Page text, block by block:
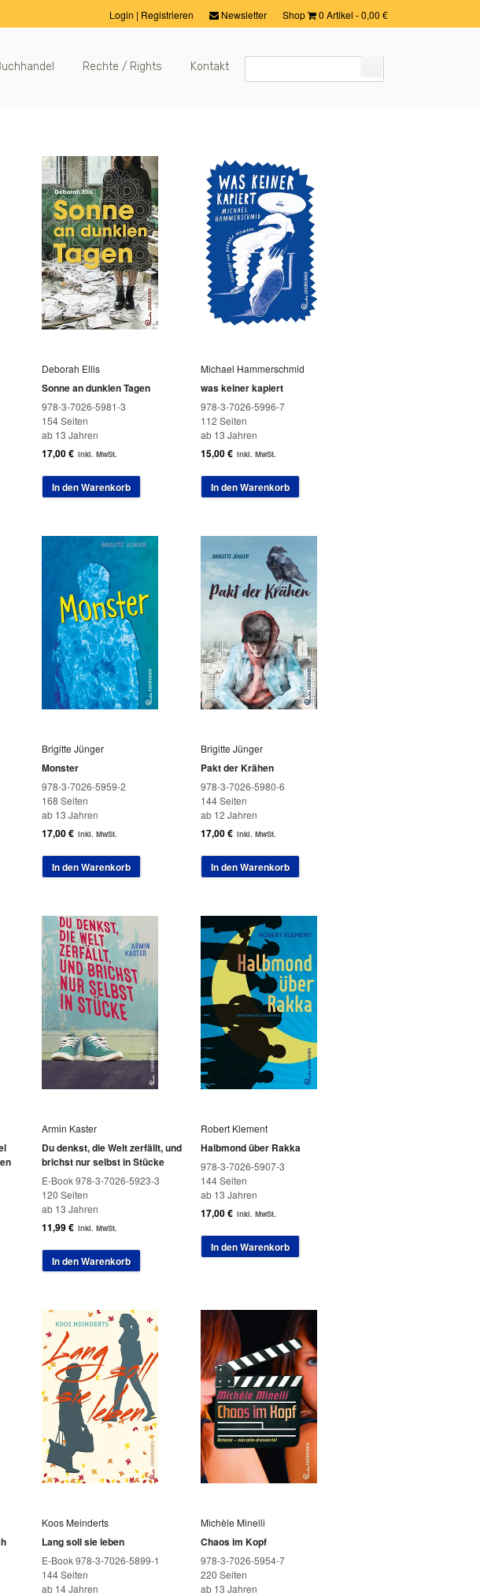
Shop 0 Artikel -0,00 €
Newsletter
Login | Registrieren
Rechte / Rights Kontakt
Deborah Ellis
Sonne an dunklen Tagen
978-3-7026-5981-3
154 Seiten
ab 13 Jahren
17,00€ inkl. MwSt.
In den Warenkorb
Michael Hammerschmid
was keiner kapiert
978-3-7026-5996-7
112 Seiten
ab 13 Jahren
15,00€ inkl. MwSt.
In den Warenkorb
Brigitte Jünger
Monster
978-3-7026-5959-2
168 Seiten
ab 13 Jahren
17,00€ inkl. MwSt.
In den Warenkorb
Brigitte Jünger
Pakt der Krähen
978-3-7026-5980-6
144 Seiten
ab 12 Jahren
17,00€ inkl. MwSt.
In den Warenkorb
Armin Kaster
Du denkst, die Welt zerfällt, und
brichst nur selbst in Stücke
E-Book 978-3-7026-5923-3
120 Seiten
ab 13 Jahren
11,99€ inkl. MwSt.
In den Warenkorb
Robert Klement
Halbmond über Rakka
978-3-7026-5907-3
144 Seiten
ab 13 Jahren
17,00€ inkl. MwSt.
In den Warenkorb
Koos Meinderts
Lang soll sie leben
E-Book 978-3-7026-5899-1
144 Seiten
ab 14 Jahren
Michèle Minelli
Chaos im Kopf
978-3-7026-5954-7
220 Seiten
ab 13 Jahren